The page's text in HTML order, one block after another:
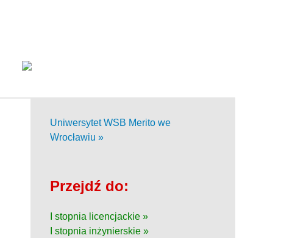
Uniwersytet WSB Merito we
Wrocławiu »
Przejdź do:
I stopnia licencjackie »
I stopnia inżynierskie »